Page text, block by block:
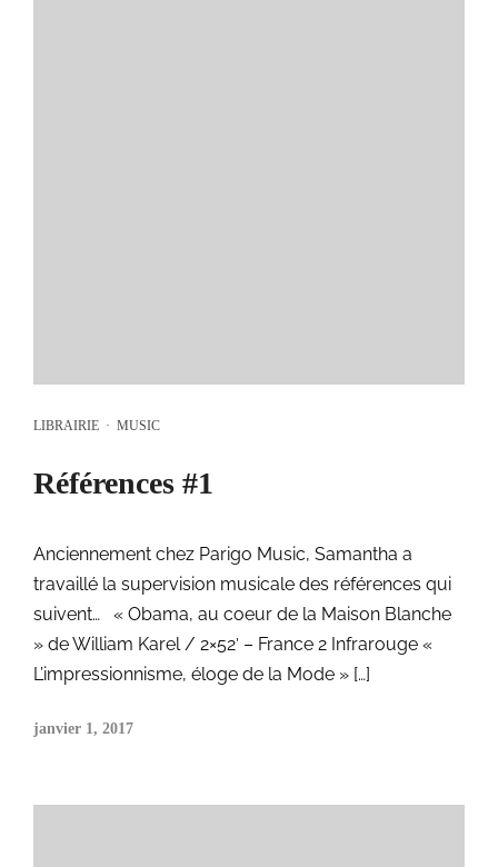
LIBRAIRIE · MUSIC
Références #1
Anciennement chez Parigo Music, Samantha a
travaillé la supervision musicale des références qui
suivent… « Obama, au coeur de la Maison Blanche
» de William Karel / 2×52′ – France 2 Infrarouge «
L’impressionnisme, éloge de la Mode » […]
janvier 1, 2017